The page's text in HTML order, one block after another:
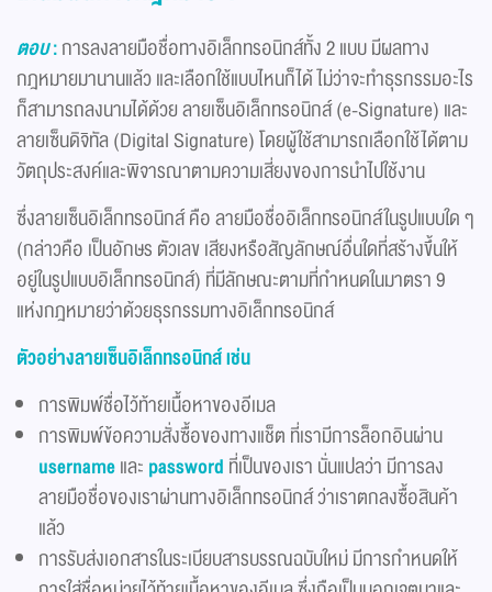
ตอบ:การลงลายมือชื่อทางอิเล็กทรอนิกส์ทั้ง 2 แบบ มีผลทาง
กฎหมายมานานแล้ว และเลือกใช้แบบไหนก็ได้ ไม่ว่าจะทำธุรกรรมอะไร
ก็สามารถลงนามได้ด้วย ลายเซ็นอิเล็กทรอนิกส์ (e-Signature) และ
ลายเซ็นดิจิทัล (Digital Signature) โดยผู้ใช้สามารถเลือกใช้ได้ตาม
วัตถุประสงค์และพิจารณาตามความเสี่ยงของการนำไปใช้งาน
ซึ่งลายเซ็นอิเล็กทรอนิกส์ คือ ลายมือชื่ออิเล็กทรอนิกส์ในรูปแบบใด ๆ
(กล่าวคือ เป็นอักษร ตัวเลข เสียงหรือสัญลักษณ์อื่นใดที่สร้างขึ้นให้
อยู่ในรูปแบบอิเล็กทรอนิกส์) ที่มีลักษณะตามที่กำหนดในมาตรา 9
แห่งกฎหมายว่าด้วยธุรกรรมทางอิเล็กทรอนิกส์
ตัวอย่างลายเซ็นอิเล็กทรอนิกส์ เช่น
การพิมพ์ชื่อไว้ท้ายเนื้อหาของอีเมล
การพิมพ์ข้อความสั่งซื้อของทางแช็ต ที่เรามีการล็อกอินผ่าน
usernameและ password ที่เป็นของเรา นั่นแปลว่า มีการลง
ลายมือชื่อของเราผ่านทางอิเล็กทรอนิกส์ ว่าเราตกลงซื้อสินค้า
แล้ว
การรับส่งเอกสารในระเบียบสารบรรณฉบับใหม่ มีการกำหนดให้